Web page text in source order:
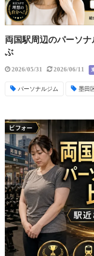
両国駅周辺のパーソ
ぶ
2026/05/31 2026/06/11
パーソナルジム 墨田